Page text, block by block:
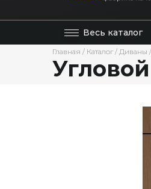
Весь каталог
Главная / Каталог / Диваны /